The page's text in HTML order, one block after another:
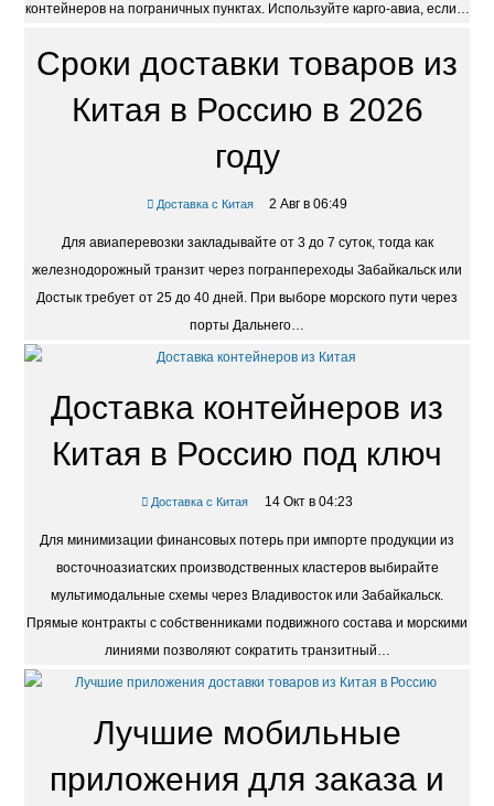
контейнеров на пограничных пунктах. Используйте карго-авиа, если…
Сроки доставки товаров из
Китая в Россию в 2026
году
Доставка с Китая 2 Авг в 06:49
Для авиаперевозки закладывайте от 3 до 7 суток, тогда как
железнодорожный транзит через погранпереходы Забайкальск или
Достык требует от 25 до 40 дней. При выборе морского пути через
порты Дальнего…
Доставка контейнеров из
Китая в Россию под ключ
Доставка с Китая 14 Окт в 04:23
Для минимизации финансовых потерь при импорте продукции из
восточноазиатских производственных кластеров выбирайте
мультимодальные схемы через Владивосток или Забайкальск.
Прямые контракты с собственниками подвижного состава и морскими
линиями позволяют сократить транзитный…
Лучшие мобильные
приложения для заказа и